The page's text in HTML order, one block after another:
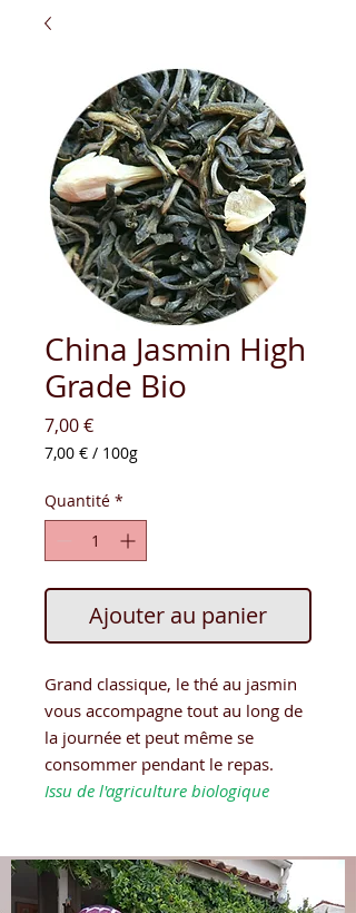
China Jasmin High
Grade Bio
7,00 €Prix
7,00 € / 100g
pour
100
Grammes
Quantité *
Ajouter au panier
Grand classique, le thé au jasmin
vous accompagne tout au long de
la journée et peut même se
consommer pendant le repas.
Issu de l'agriculture biologique